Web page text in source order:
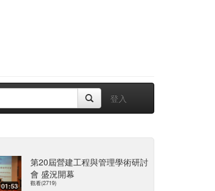
登入
01:53
第20屆營建工程與管理學術研討
會 盛況開幕
觀看(2719)